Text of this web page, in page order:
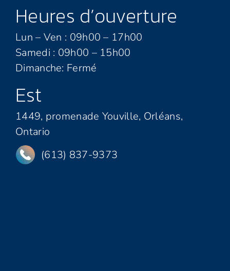
Heures d’ouverture
Lun – Ven : 09h00 – 17h00
Samedi : 09h00 – 15h00
Dimanche: Fermé
Est
1449, promenade Youville, Orléans,
Ontario
(613) 837-9373